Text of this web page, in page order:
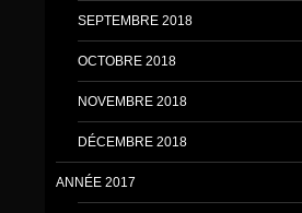
SEPTEMBRE 2018
OCTOBRE 2018
NOVEMBRE 2018
DÉCEMBRE 2018
ANNÉE 2017